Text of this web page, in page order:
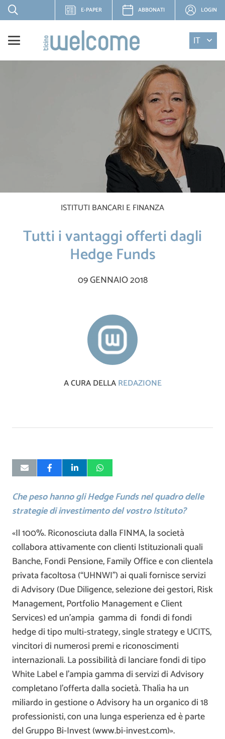
E-PAPER ABBONATI LOGIN
IT
ISTITUTI BANCARI E FINANZA
Tutti i vantaggi offerti dagli
Hedge Funds
09 GENNAIO 2018
A CURA DELLAREDAZIONE
Che peso hanno gli Hedge Funds nel quadro delle
strategie di investimento del vostro Istituto?
«Il 100%. Riconosciuta dalla FINMA, la società
collabora attivamente con clienti Istituzionali quali
Banche, Fondi Pensione, Family Office e con clientela
privata facoltosa (“UHNWI”) ai quali fornisce servizi
di Advisory (Due Diligence, selezione dei gestori, Risk
Management, Portfolio Management e Client
Services) ed un’ampia gamma di fondi di fondi
hedge di tipo multi-strategy, single strategy e UCITS,
vincitori di numerosi premi e riconoscimenti
internazionali. La possibilità di lanciare fondi di tipo
White Label e l’ampia gamma di servizi di Advisory
completano l’offerta dalla società. Thalìa ha un
miliardo in gestione o Advisory ha un organico di 18
professionisti, con una lunga esperienza ed è parte
del Gruppo Bi-Invest (www.bi-invest.com)».